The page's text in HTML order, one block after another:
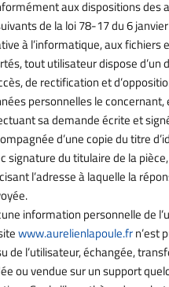
aux dispositions des
de la loi 78-17 du 6
à l’informatique, aux fichiers
tout utilisateur dispose d’un
de rectification et
personnelles le concernant,
sa demande écrite et
d’une copie du titre
signature du titulaire de la
l’adresse à laquelle la
information personnelle de
www.aurelienlapoule.frn’est
de l’utilisateur, échangée,
ou vendue sur un support